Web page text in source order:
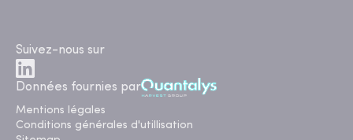
Suivez-nous sur
Données fournies par
Mentions légales
Conditions générales d'utillisation